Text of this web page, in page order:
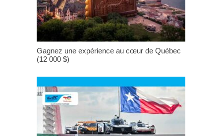
Gagnez une expérience au cœur de Québec
(12 000 $)